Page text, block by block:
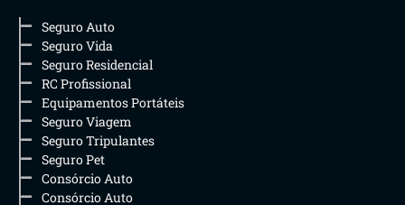
Seguro Auto
Seguro Vida
Seguro Residencial
RC Profissional
Equipamentos Portáteis
Seguro Viagem
Seguro Tripulantes
Seguro Pet
Consórcio Auto
Consórcio Auto